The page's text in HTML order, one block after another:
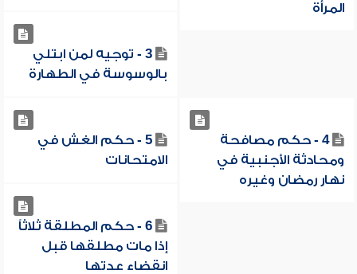
المرأة
3 - توجيه لمن ابتلي
بالوسوسة في الطهارة
4 - حكم مصافحة
ومحادثة الأجنبية في
نهار رمضان وغيره
5 - حكم الغش في
الامتحانات
6 - حكم المطلقة ثلاثاً
إذا مات مطلقها قبل
انقضاء عدتها